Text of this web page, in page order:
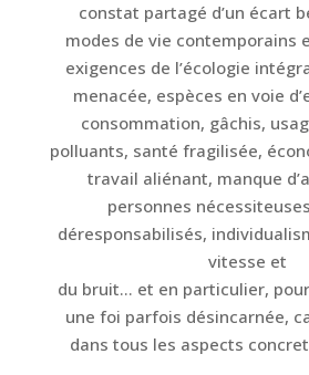
constat partagé d’un écart
modes de vie contemporains
exigences de l’écologie
menacée, espèces en voie
consommation, gâchis,
polluants, santé fragilisée,
travail aliénant, manque
personnes
déresponsabilisés,
vitesse et
du bruit… et en particulier,
une foi parfois désincarnée,
dans tous les aspects